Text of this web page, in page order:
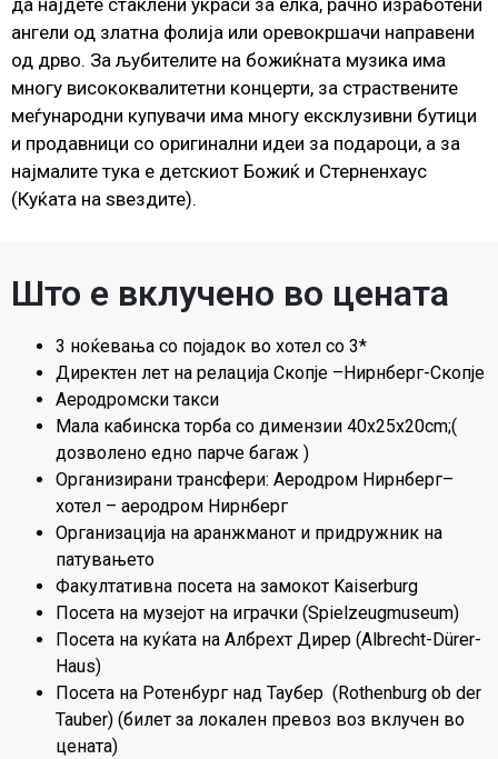
да најдете стаклени украси за елка, рачно изработени
ангели од златна фолија или оревокршачи направени
од дрво. За љубителите на божиќната музика има
многу висококвалитетни концерти, за страствените
меѓународни купувачи има многу ексклузивни бутици
и продавници со оригинални идеи за подароци, а за
најмалите тука е детскиот Божиќ и Стерненхаус
(Куќата на ѕвездите).
Што е вклучено во цената
3 ноќевања со појадок во хотел со 3*
Директен лет на релација Скопје –Нирнберг-Скопје
Аеродромски такси
Мала кабинска торба со димензии 40x25x20cm;(
дозволено едно парче багаж )
Организирани трансфери: Аеродром Нирнберг–
хотел – аеродром Нирнберг
Организација на аранжманот и придружник на
патувањето
Факултативна посета на замокот Kaiserburg
Посета на музејот на играчки (Spielzeugmuseum)
Посета на куќата на Албрехт Дирер (Albrecht-Dürer-
Haus)
Посета на Ротенбург над Таубер (Rothenburg ob der
Tauber) (билет за локален превоз воз вклучен во
цената)